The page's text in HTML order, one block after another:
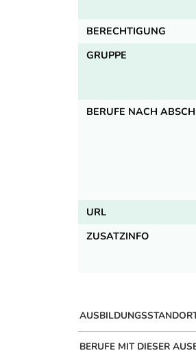
BERECHTIGUNG
GRUPPE
BERUFE NACH
URL
ZUSATZINFO
BERUFE MIT DIESER